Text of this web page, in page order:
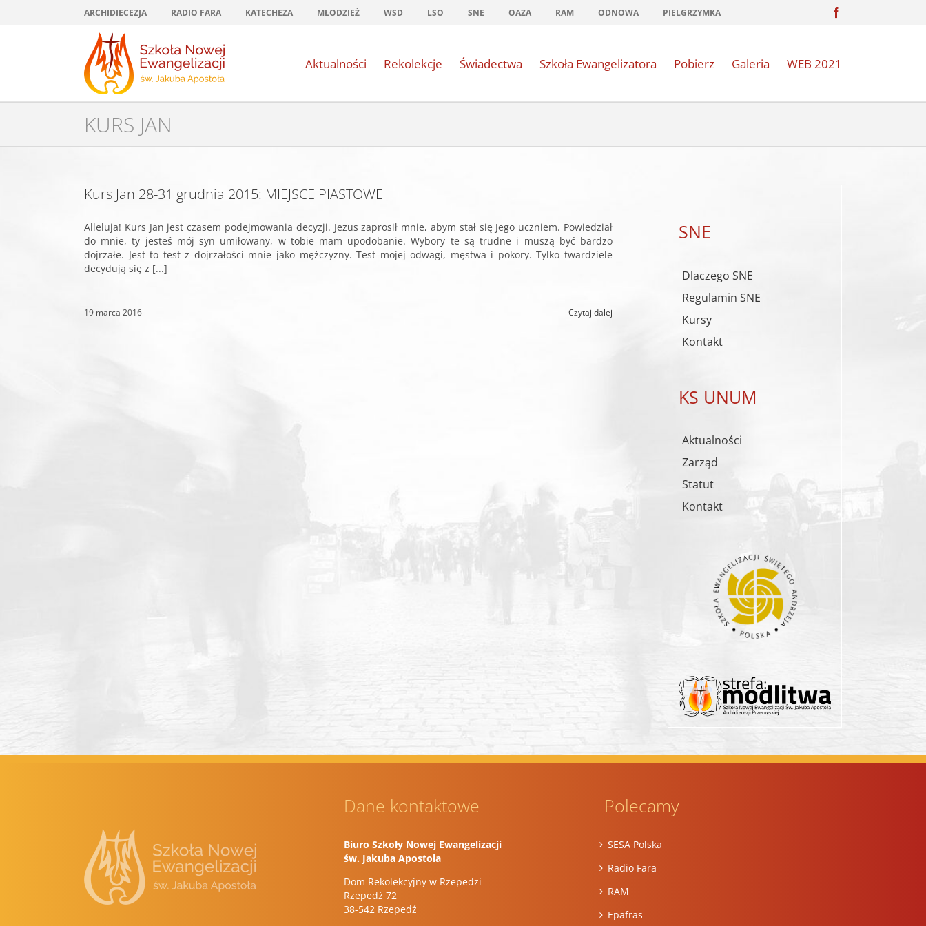
ARCHIDIECEZJA RADIO FARA KATECHEZA MŁODZIEŻ WSD LSO SNE OAZA RAM ODNOWA PIELGRZYMKA
Aktualności Rekolekcje Świadectwa Szkoła Ewangelizatora Pobierz Galeria WEB 2021
KURS JAN
Kurs Jan 28-31 grudnia 2015: MIEJSCE PIASTOWE
Alleluja! Kurs Jan jest czasem podejmowania decyzji. Jezus zaprosił mnie, abym stał się Jego uczniem. Powiedział
do mnie, ty jesteś mój syn umiłowany, w tobie mam upodobanie. Wybory te są trudne i muszą być bardzo
dojrzałe. Jest to test z dojrzałości mnie jako mężczyzny. Test mojej odwagi, męstwa i pokory. Tylko twardziele
decydują się z [...]
19 marca 2016 Czytaj dalej
SNE
Dlaczego SNE
Regulamin SNE
Kursy
Kontakt
KS UNUM
Aktualności
Zarząd
Statut
Kontakt
Dane kontaktowe
Biuro Szkoły Nowej Ewangelizacji
św. Jakuba Apostoła
Dom Rekolekcyjny w Rzepedzi
Rzepedź 72
38-542 Rzepedź
Polecamy
SESA Polska
Radio Fara
RAM
Epafras